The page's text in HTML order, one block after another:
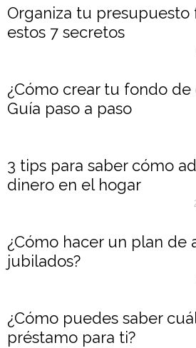
Organiza tu presupuesto
estos 7 secretos
¿Cómo crear tu fondo de
Guía paso a paso
3 tips para saber cómo
dinero en el hogar
¿Cómo hacer un plan de
jubilados?
¿Cómo puedes saber
préstamo para ti?